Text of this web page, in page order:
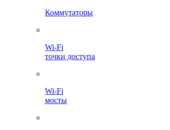
Коммутаторы
Wi-Fi
точки доступа
Wi-Fi
мосты